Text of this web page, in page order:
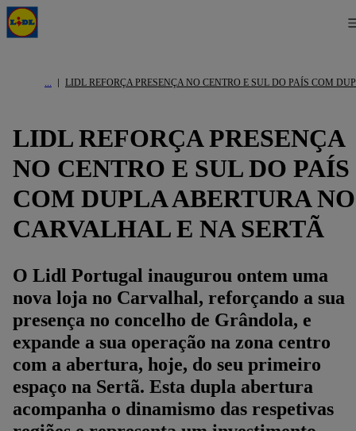
LIDL REFORÇA PRESENÇA NO CENTRO E SUL DO PAÍS COM
LIDL REFORÇA PRESENÇA
NO CENTRO E SUL DO PAÍS
COM DUPLA ABERTURA NO
CARVALHAL E NA SERTÃ
O Lidl Portugal inaugurou ontem uma
nova loja no Carvalhal, reforçando a sua
presença no concelho de Grândola, e
expande a sua operação na zona centro
com a abertura, hoje, do seu primeiro
espaço na Sertã. Esta dupla abertura
acompanha o dinamismo das respetivas